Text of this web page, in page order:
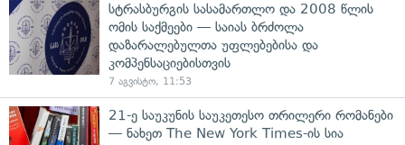
სტრასბურგის სასამართლო და 2008 წლის
ომის საქმეები — საიას ბრძოლა
დაზარალებულთა უფლებებისა და
კომპენსაციებისთვის
7 აგვისტო, 11:53
21-ე საუკუნის საუკეთესო თრილერი რომანები
— ნახეთ The New York Times-ის სია